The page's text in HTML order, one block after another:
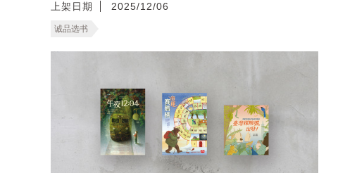
上架日期 2025/12/06
诚品选书